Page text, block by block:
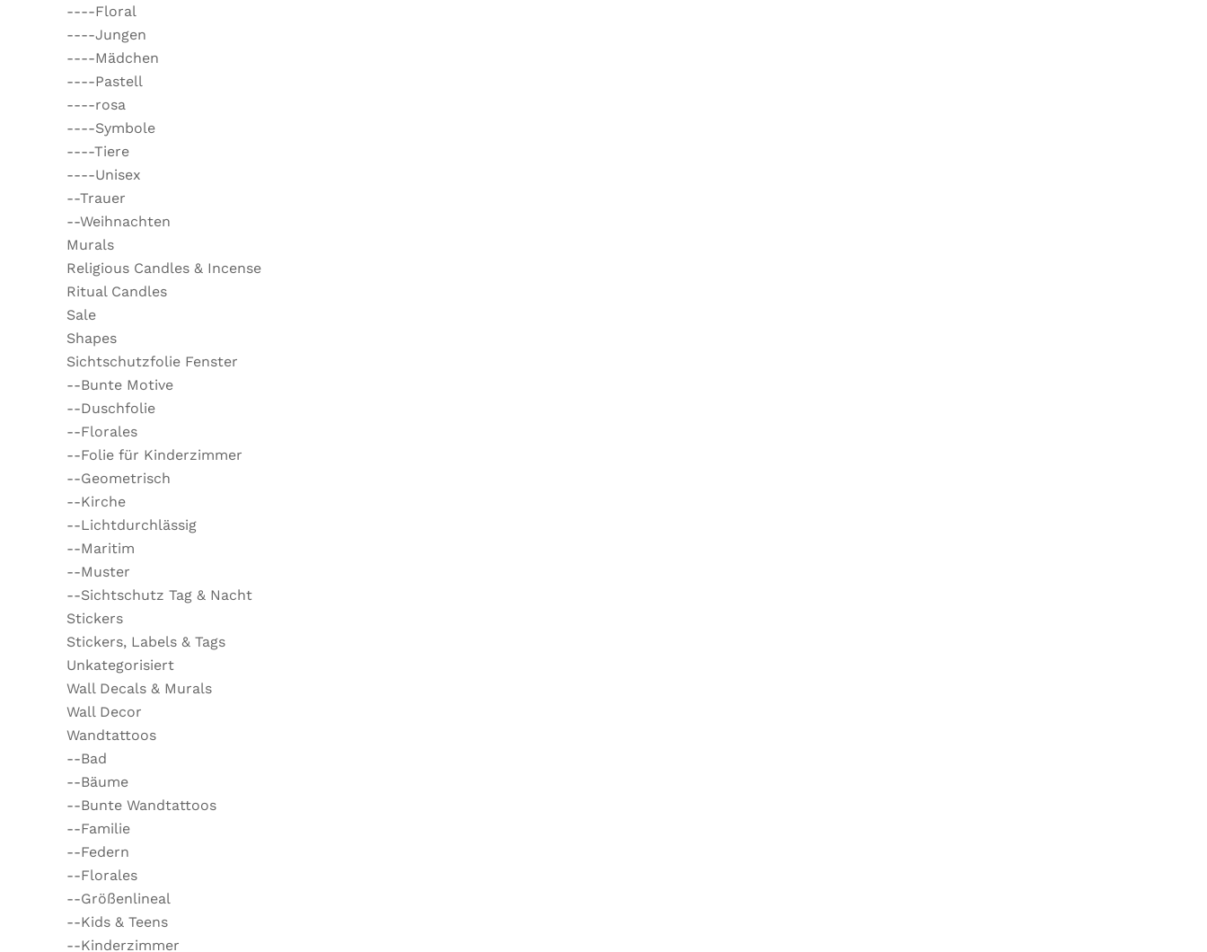
----Floral
----Jungen
----Mädchen
----Pastell
----rosa
----Symbole
----Tiere
----Unisex
--Trauer
--Weihnachten
Murals
Religious Candles & Incense
Ritual Candles
Sale
Shapes
Sichtschutzfolie Fenster
--Bunte Motive
--Duschfolie
--Florales
--Folie für Kinderzimmer
--Geometrisch
--Kirche
--Lichtdurchlässig
--Maritim
--Muster
--Sichtschutz Tag & Nacht
Stickers
Stickers, Labels & Tags
Unkategorisiert
Wall Decals & Murals
Wall Decor
Wandtattoos
--Bad
--Bäume
--Bunte Wandtattoos
--Familie
--Federn
--Florales
--Größenlineal
--Kids & Teens
--Kinderzimmer